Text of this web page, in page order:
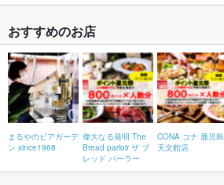
おすすめのお店
まるやのビアガーデ
ン since1968
偉大なる発明 The
Bread parloir ザ ブ
レッド パーラー
CONA コナ 鹿児島
天文館店